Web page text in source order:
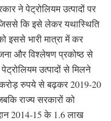
ने पेट्रोलियम उत्पादों पर
कि इसे लेकर यथास्थिति
इससे भारी मात्रा में कर
और विश्लेषण प्रकोष्ठ से
उत्पादों से मिलने
रुपये से बढ़कर 2019-20
राज्य सरकारों को
2014-15 के 1.6 लाख